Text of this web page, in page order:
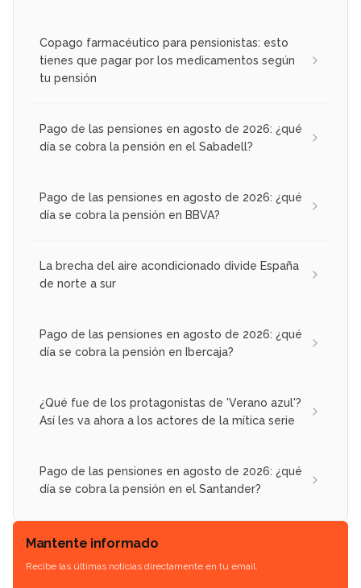
Copago farmacéutico para pensionistas: esto
tienes que pagar por los medicamentos según
tu pensión
Pago de las pensiones en agosto de 2026: ¿qué
día se cobra la pensión en el Sabadell?
Pago de las pensiones en agosto de 2026: ¿qué
día se cobra la pensión en BBVA?
La brecha del aire acondicionado divide España
de norte a sur
Pago de las pensiones en agosto de 2026: ¿qué
día se cobra la pensión en Ibercaja?
¿Qué fue de los protagonistas de 'Verano azul'?
Así les va ahora a los actores de la mítica serie
Pago de las pensiones en agosto de 2026: ¿qué
día se cobra la pensión en el Santander?
Mantente informado
Recibe las últimas noticias directamente en tu email.